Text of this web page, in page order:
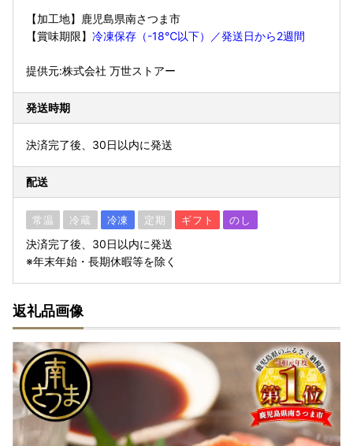
【加工地】鹿児島県南さつま市
【賞味期限】 冷凍保存（-18℃以下）／発送日から2週間
提供元:株式会社 万世ストアー
発送時期
決済完了後、30日以内に発送
配送
常温 冷蔵 冷凍 定期 ギフト のし
決済完了後、30日以内に発送
※年末年始・長期休暇等を除く
返礼品画像